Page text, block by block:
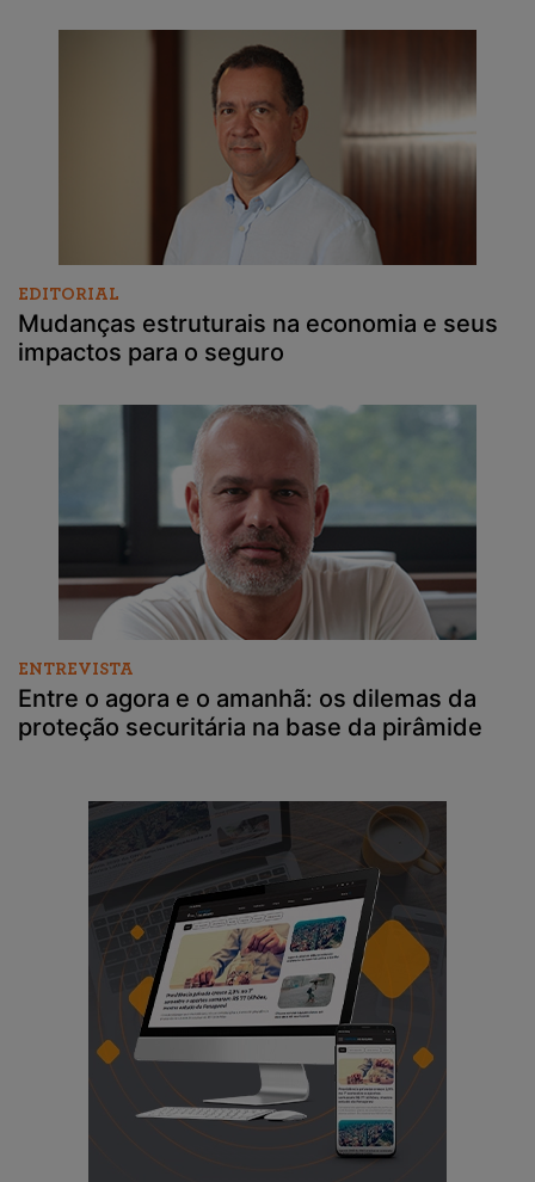
EDITORIAL
Mudanças estruturais na economia e seus
impactos para o seguro
ENTREVISTA
Entre o agora e o amanhã: os dilemas da
proteção securitária na base da pirâmide